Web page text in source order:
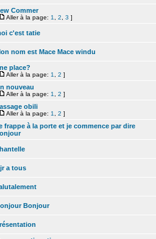
Commer
Aller à la page: 1 2 3 ]
c'est tatie
nom est Mace Mace windu
place?
Aller à la page: 1 2 ]
nouveau
Aller à la page: 1 2 ]
obili
Aller à la page: 1 2 ]
frappe à la porte et je commence par dire
a tous
Bonjour